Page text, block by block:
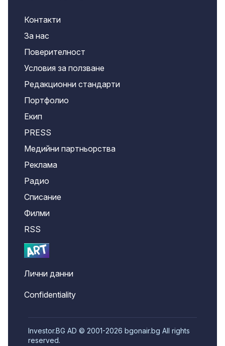
Контакти
За нас
Поверителност
Условия за ползване
Редакционни стандарти
Портфолио
Екип
PRESS
Медийни партньорства
Реклама
Радио
Списание
Филми
RSS
Лични данни
Confidentiality
Investor.BG AD © 2001-2026 bgonair.bg All rights
reserved.